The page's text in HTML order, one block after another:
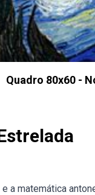
Quadro 80x60 -
a matemática